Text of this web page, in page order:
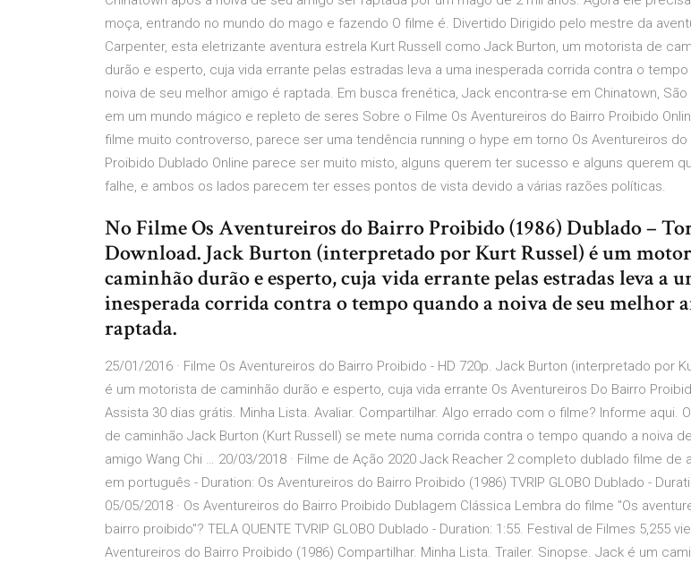
moça, entrando no mundo do mago e fazendo O filme é. Divertido Dirigido pelo mestre da
Carpenter, esta eletrizante aventura estrela Kurt Russell como Jack Burton, um motorista de
durão e esperto, cuja vida errante pelas estradas leva a uma inesperada corrida contra o tempo
noiva de seu melhor amigo é raptada. Em busca frenética, Jack encontra-se em Chinatown, São
em um mundo mágico e repleto de seres Sobre o Filme Os Aventureiros do Bairro Proibido
filme muito controverso, parece ser uma tendência running o hype em torno Os Aventureiros do
Proibido Dublado Online parece ser muito misto, alguns querem ter sucesso e alguns querem
falhe, e ambos os lados parecem ter esses pontos de vista devido a várias razões políticas.
No Filme Os Aventureiros do Bairro Proibido (1986) Dublado –
Download. Jack Burton (interpretado por Kurt Russel) é um
caminhão durão e esperto, cuja vida errante pelas estradas leva a
inesperada corrida contra o tempo quando a noiva de seu melhor
raptada.
25/01/2016 · Filme Os Aventureiros do Bairro Proibido - HD 720p. Jack Burton (interpretado por
é um motorista de caminhão durão e esperto, cuja vida errante Os Aventureiros Do Bairro
Assista 30 dias grátis. Minha Lista. Avaliar. Compartilhar. Algo errado com o filme? Informe aqui.
de caminhão Jack Burton (Kurt Russell) se mete numa corrida contra o tempo quando a noiva
amigo Wang Chi … 20/03/2018 · Filme de Ação 2020 Jack Reacher 2 completo dublado filme de
em português - Duration: Os Aventureiros do Bairro Proibido (1986) TVRIP GLOBO Dublado -
05/05/2018 · Os Aventureiros do Bairro Proibido Dublagem Clássica Lembra do filme "Os
bairro proibido"? TELA QUENTE TVRIP GLOBO Dublado - Duration: 1:55. Festival de Filmes 5,255
Aventureiros do Bairro Proibido (1986) Compartilhar. Minha Lista. Trailer. Sinopse. Jack é um